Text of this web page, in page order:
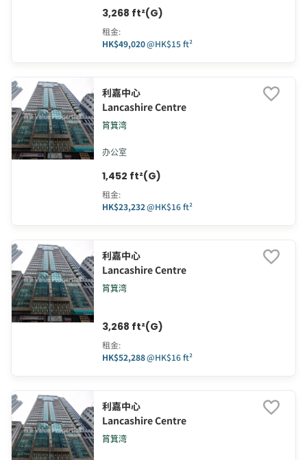
3,268 ft²(G)
租金:
HK$49,020@HK$15 ft²
利嘉中心
Lancashire Centre
筲箕湾
办公室
1,452 ft²(G)
租金:
HK$23,232@HK$16 ft²
利嘉中心
Lancashire Centre
筲箕湾
3,268 ft²(G)
租金:
HK$52,288@HK$16 ft²
利嘉中心
Lancashire Centre
筲箕湾